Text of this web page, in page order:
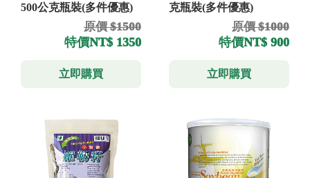
500公克瓶裝(多件優惠)
原價 $1500
特價NT$ 1350
立即購買
克瓶裝(多件優惠)
原價 $1000
特價NT$ 900
立即購買